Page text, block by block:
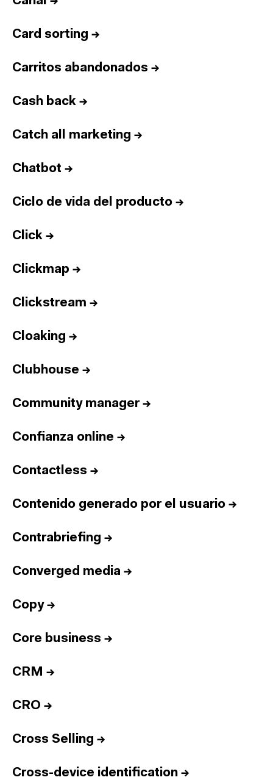
Card sorting →
Carritos abandonados →
Cash back →
Catch all marketing →
Chatbot →
Ciclo de vida del producto →
Click →
Clickmap →
Clickstream →
Cloaking →
Clubhouse →
Community manager→
Confianza online →
Contactless →
Contenido generado por el usuario →
Contrabriefing →
Converged media →
Copy→
Core business →
CRM →
CRO →
Cross Selling →
Cross-device identification →